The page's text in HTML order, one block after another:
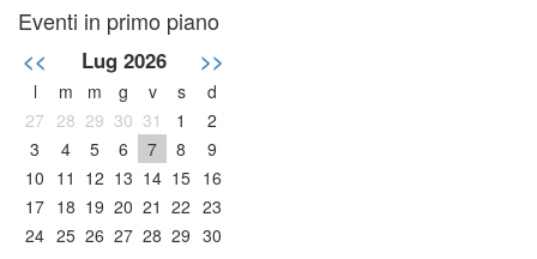
Eventi in primo piano
<< Lug 2026 >>
l m m g v s
d
27 28 29 30 31 1
2
3
4 5 6 7 8
9
10 11 12 13 14 15 16
17 18 19 20 21 22 23
24 25 26 27 28 29 30